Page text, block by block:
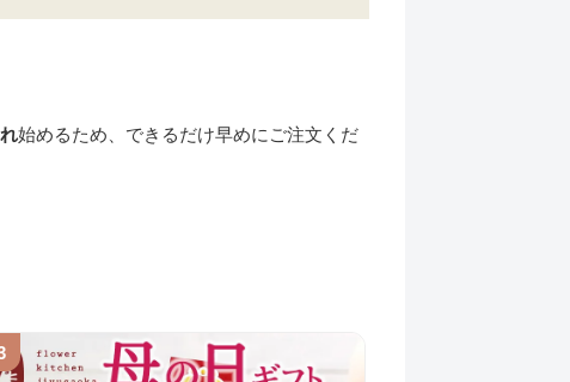
始めるため、できるだけ早めにご注文くだ